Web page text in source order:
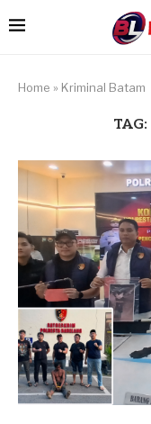
Home » Kriminal Batam
TAG: